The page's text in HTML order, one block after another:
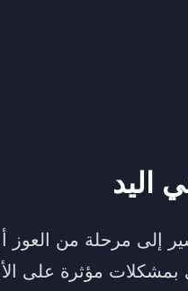
اليد
إلى مرحلة من العوز
مؤثرة على